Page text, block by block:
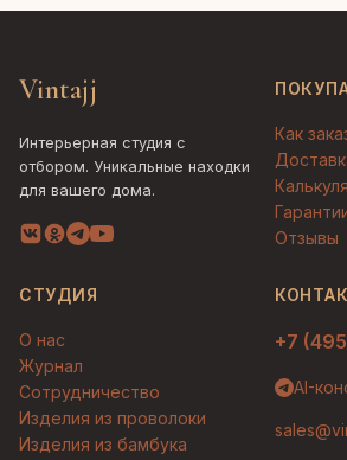
Vintajj
Интерьерная студия с
отбором. Уникальные находки
для вашего дома.
Как
Отзывы
СТУДИЯ
О нас
Журнал
Сотрудничество
Изделия из проволоки
Изделия из бамбука
+7
AI-